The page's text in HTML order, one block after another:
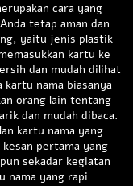
cara yang
tetap aman dan
yaitu jenis plastik
kartu ke
dan mudah dilihat
nama biasanya
orang lain tentang
dan mudah dibaca.
kartu nama yang
pertama yang
sekadar kegiatan
nama yang rapi